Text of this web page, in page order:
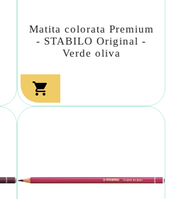
Matita colorata Premium
- STABILO Original -
Verde oliva
